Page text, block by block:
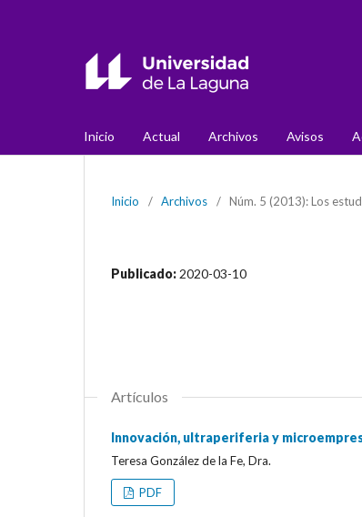
Inicio Actual Archivos Avisos
Inicio / Archivos / Núm. 5 (2013): Los
Publicado: 2020-03-10
Artículos
Innovación, ultraperiferia y
Teresa González de la Fe, Dra.
PDF